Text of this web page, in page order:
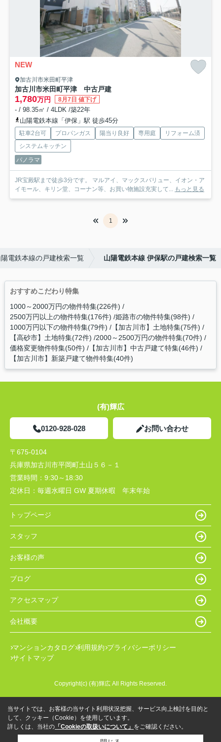
NEW
加古川市米田町平津
加古川市米田町平津 中古戸建
1,780万円 8月7日 値下げ
- / 98.35㎡ / 4LDK /築22年
山陽電鉄本線「伊保」駅 徒歩45分
駐車2台可 プロパンガス 陽当り良好 専用庭
リフォーム済
システムキッチン
パノラマ
JR宝殿駅まで徒歩3分です。 マルアイ、マックスバリュー、イオン・ア
イモール、キリン堂、コーナン等、お買い物施設充実して...
もっと見る
1
電鉄本線の戸建検索一覧 山陽電鉄本線 伊保駅の戸建検索一覧
おすすめこだわり特集
1000～2000万円の物件特集(226件)
2500万円以上の物件特集(176件) 姫路市の物件特集(98件)
1000万円以下の物件特集(79件) 【加古川市】土地特集(75件)
【高砂市】土地特集(72件) 2000～2500万円の物件特集(70件)
価格変更物件特集(50件) 【加古川市】中古戸建て特集(46件)
【加古川市】新築戸建て物件特集(40件)
(有)輝広
0120-928-028 お問い合わせ
〒675-0104
兵庫県加古川市平岡町土山５６－１
営業時間： 9:30～18:30
定休日： 毎週水曜日 GW 夏期休暇 年末年始
トップページ
スタッフ
お客様の声
ブログ
アクセスマップ
会社概要
マンションカタログ 利用規約 プライバシーポリシー
サイトマップ
Copyright(c) (有)輝広 All Rights Reserved.
当サイトでは、お客様の当サイト利用状況把握、サービス向上検討を目的と
して、クッキー（Cookie）を使用しています。
詳しくは、当社の 「Cookieの取扱いについて」 をご確認ください。